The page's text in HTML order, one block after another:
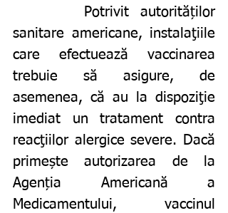
sanitare americane, instalaţiile
care efectuează vaccinarea
trebuie să asigure, de
asemenea, că au la dispoziţie
imediat un tratament contra
reacţiilor alergice severe. Dacă
primește autorizarea de la
Agenția Americană a
Medicamentului, vaccinul